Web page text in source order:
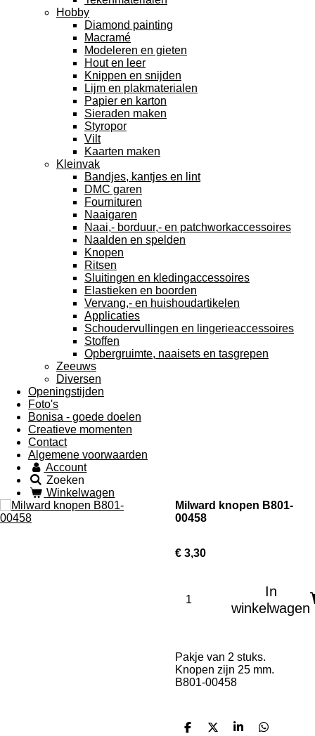
Hobby
Diamond painting
Macramé
Modeleren en gieten
Hout en leer
Knippen en snijden
Lijm en plakmaterialen
Papier en karton
Sieraden maken
Styropor
Vilt
Kaarten maken
Kleinvak
Bandjes, kantjes en lint
DMC garen
Fournituren
Naaigaren
Naai,- borduur,- en patchworkaccessoires
Naalden en spelden
Knopen
Ritsen
Sluitingen en kledingaccessoires
Elastieken en boorden
Vervang,- en huishoudartikelen
Applicaties
Schoudervullingen en lingerieaccessoires
Stoffen
Opbergruimte, naaisets en tasgrepen
Zeeuws
Diversen
Openingstijden
Foto's
Bonisa - goede doelen
Creatieve momenten
Contact
Algemene voorwaarden
Account
Zoeken
Winkelwagen
Milward knopen B801-
00458
€ 3,30
In
winkelwagen
Pakje van 2 stuks.
Knopen zijn 25 mm.
B801-00458
D D S D